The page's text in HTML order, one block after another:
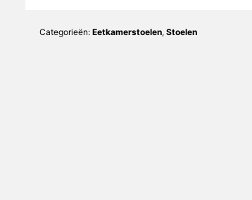
Categorieën: Eetkamerstoelen, Stoelen